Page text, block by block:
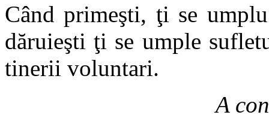
Când primeşti, ţi se
dăruieşti ţi se umple
tinerii voluntari.
A